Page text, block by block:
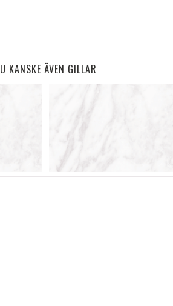
KANSKE ÄVEN GILLAR